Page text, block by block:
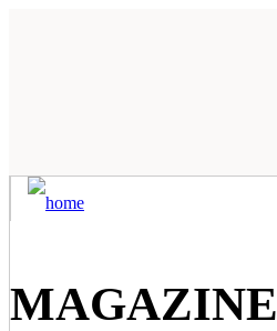
MAGAZINE